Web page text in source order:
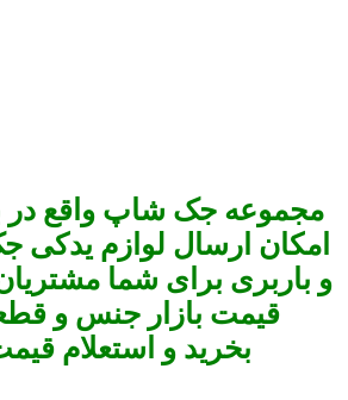
مجموعه جک شاپ واقع در
امکان ارسال لوازم یدکی
و باربری برای شما
قیمت بازار جنس و
بخرید و استعلام